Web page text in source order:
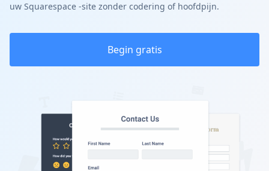
uw Squarespace -site zonder codering of hoofdpijn.
Begin gratis